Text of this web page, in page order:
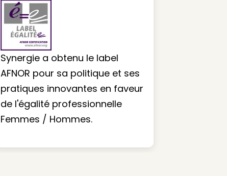
Synergie a obtenu le label
AFNOR pour sa politique et ses
pratiques innovantes en faveur
de l'égalité professionnelle
Femmes / Hommes.